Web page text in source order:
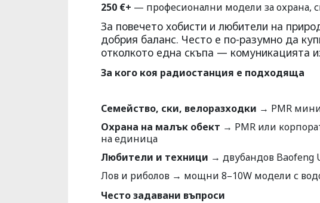
250 €+ — професионални модели за охрана,
За повечето хобисти и любители на
добрия баланс. Често е по-разумно да
отколкото една скъпа — комуникацията
За кого коя радиостанция е подходяща
Семейство, ски, велоразходки → PMR
Охрана на малък обект → PMR или
на единица
Любители и техници → двубандов Baofeng
Лов и риболов → мощни 8–10W модели с
Често задавани въпроси